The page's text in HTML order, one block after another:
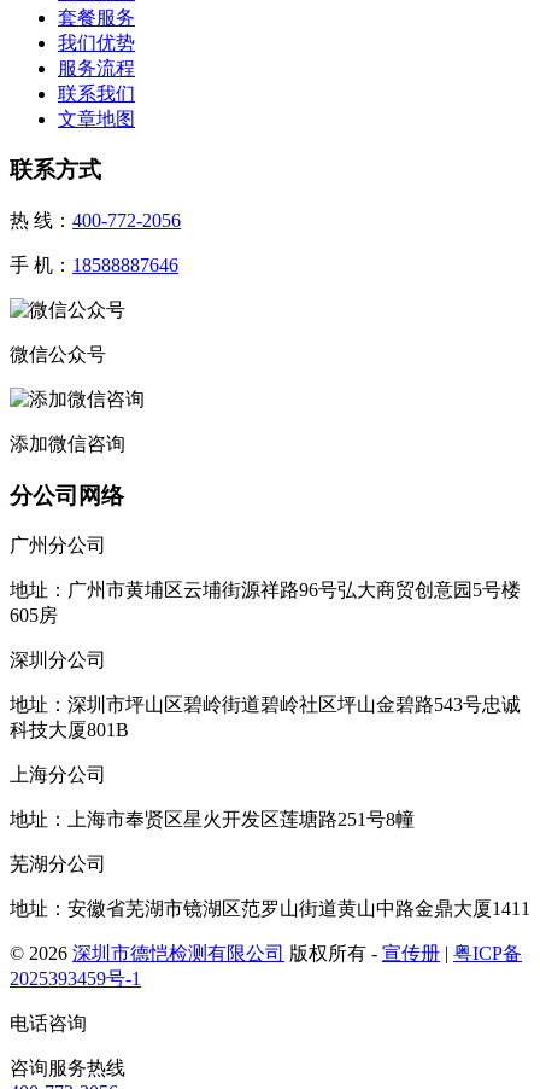
套餐服务
我们优势
服务流程
联系我们
文章地图
联系方式
热 线： 400-772-2056
手 机： 18588887646
微信公众号
添加微信咨询
分公司网络
广州分公司
地址：广州市黄埔区云埔街源祥路96号弘大商贸创意园5号楼
605房
深圳分公司
地址：深圳市坪山区碧岭街道碧岭社区坪山金碧路543号忠诚
科技大厦801B
上海分公司
地址：上海市奉贤区星火开发区莲塘路251号8幢
芜湖分公司
地址：安徽省芜湖市镜湖区范罗山街道黄山中路金鼎大厦1411
© 2026 深圳市德恺检测有限公司 版权所有 - 宣传册
粤ICP备
2025393459号-1
电话咨询
咨询服务热线